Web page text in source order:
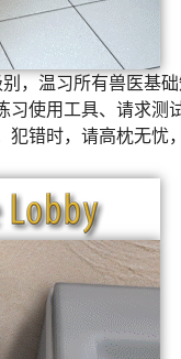
，温习所有兽医基
使用工具、请求测
错时，请高枕无忧